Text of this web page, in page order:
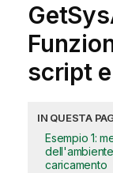
script
IN QUESTA
Esempio 1:
caricamento